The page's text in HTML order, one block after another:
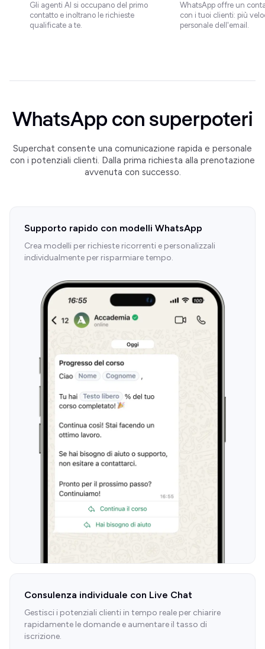
Gli agenti AI si occupano del primo
contatto e inoltrano le richieste
qualificate a te.
WhatsApp offre un
con i tuoi clienti: più
personale dell'email.
WhatsApp con superpoteri
Superchat consente una comunicazione rapida e personale
con i potenziali clienti. Dalla prima richiesta alla prenotazione
avvenuta con successo.
Supporto rapido con modelli WhatsApp
Crea modelli per richieste ricorrenti e personalizzali
individualmente per risparmiare tempo.
Consulenza individuale con Live Chat
Gestisci i potenziali clienti in tempo reale per chiarire
rapidamente le domande e aumentare il tasso di
iscrizione.